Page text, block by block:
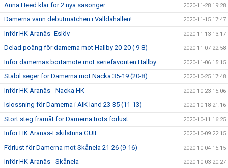
Anna Heed klar för 2 nya säsonger 2020-11-28 19:28
Damerna vann debutmatchen i Valldahallen! 2020-11-15 17:47
Inför HK Aranäs- Eslöv 2020-11-13 13:17
Delad poäng för damerna mot Hallby 20-20 ( 9-8) 2020-11-07 22:58
Inför damernas bortamöte mot seriefavoriten Hallby 2020-11-06 15:15
Stabil seger för Damerna mot Nacka 35-19 (20-8) 2020-10-25 17:48
Inför HK Aranäs - Nacka HK 2020-10-23 15:06
Islossning för Damerna i AIK land 23-35 (11-13) 2020-10-18 21:16
Stort steg framåt för Damerna trots förlust 2020-10-11 16:25
Inför HK Aranäs-Eskilstuna GUIF 2020-10-09 22:15
Förlust för Damerna mot Skånela 21-26 (9-16) 2020-10-04 15:15
Inför HK Aranäs - Skånela 2020-10-03 20:27